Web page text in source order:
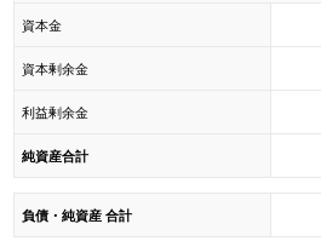
資本金
資本剰余金
利益剰余金
純資産合計
負債・純資産 合計